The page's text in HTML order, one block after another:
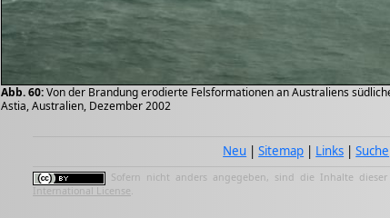
Abb. 60:Von der Brandung erodierte Felsformationen an Australiens
Astia, Australien, Dezember 2002
Neu |Sitemap | Links |Suche
Sofern nicht anders angegeben, sind die Inhalte
International License.